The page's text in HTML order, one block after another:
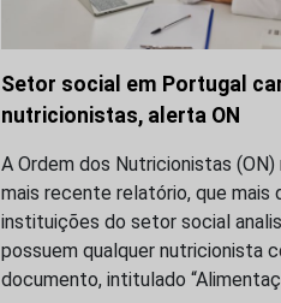
Setor social em Portugal
nutricionistas, alerta ON
A Ordem dos Nutricionistas (ON)
mais recente relatório, que mais
instituições do setor social
possuem qualquer nutricionista
documento, intitulado